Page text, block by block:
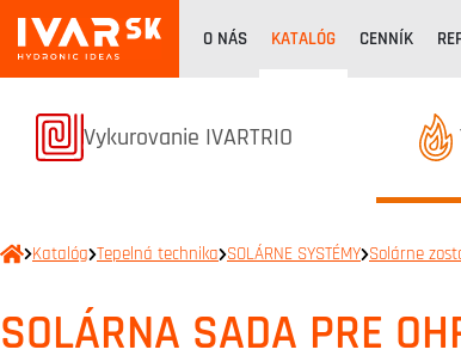
O NÁS KATALÓG CENNÍK
Termékek kategóriából
Vykurovanie IVARTRIO
Katalóg Tepelná technika SOLÁRNE SYSTÉMY Solárne
SOLÁRNA SADA PRE